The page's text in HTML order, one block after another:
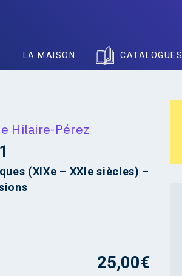
LA MAISON CATALOGUES
Hilaire-Pérez
(XIXe – XXIe siècles) –
25,00€